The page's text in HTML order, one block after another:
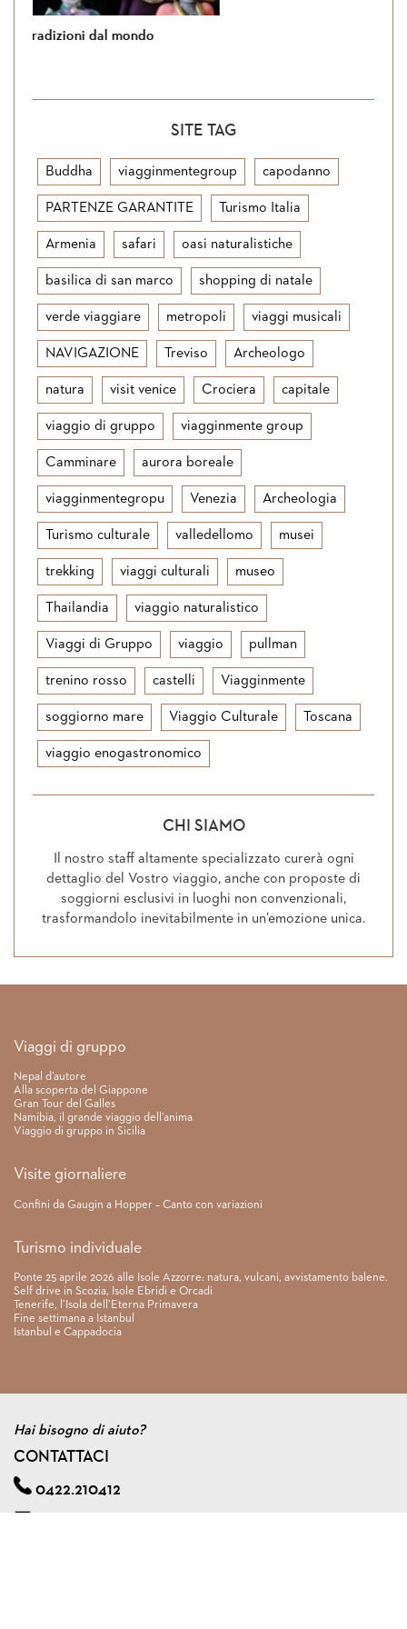
Si torna in Giordania
SITE TAG
Buddha viagginmentegroup capodanno
PARTENZE GARANTITE Turismo Italia
Armenia safari oasi naturalistiche
basilica di san marco shopping di natale
verde viaggiare metropoli viaggi musicali
NAVIGAZIONE Treviso Archeologo
natura visit venice Crociera capitale
viaggio di gruppo viagginmente group
Camminare aurora boreale
viagginmentegropu Venezia Archeologia
Turismo culturale valledellomo musei
trekking viaggi culturali museo
Thailandia viaggio naturalistico
Viaggi di Gruppo viaggio pullman
trenino rosso castelli Viagginmente
soggiorno mare Viaggio Culturale Toscana
viaggio enogastronomico
CHI SIAMO
Il nostro staff altamente specializzato curerà ogni
dettaglio del Vostro viaggio, anche con proposte di
soggiorni esclusivi in luoghi non convenzionali,
trasformandolo inevitabilmente in un’emozione unica.
Link rapidi
Viaggi di gruppo
Nepal d’autore
Alla scoperta del Giappone
Gran Tour del Galles
Namibia, il grande viaggio dell’anima
Viaggio di gruppo in Sicilia
Visite giornaliere
Confini da Gaugin a Hopper – Canto con variazioni
Turismo individuale
Ponte 25 aprile 2026 alle Isole Azzorre: natura, vulcani, avvistamento balene.
Self drive in Scozia, Isole Ebridi e Orcadi
Tenerife, l’Isola dell’Eterna Primavera
Fine settimana a Istanbul
Istanbul e Cappadocia
Hai bisogno di aiuto?
CONTATTACI
0422.210412